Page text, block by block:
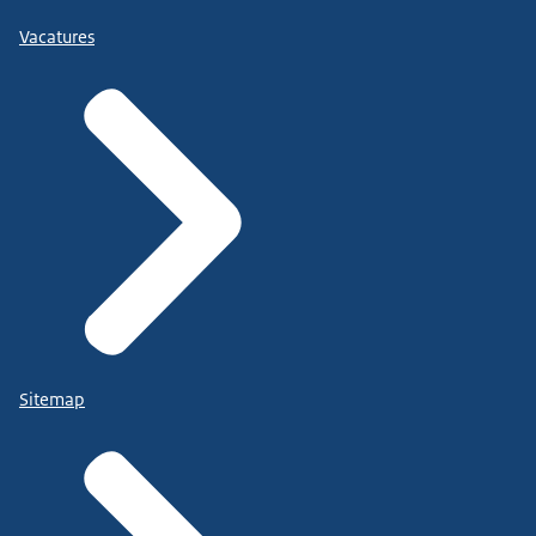
Vacatures
Sitemap